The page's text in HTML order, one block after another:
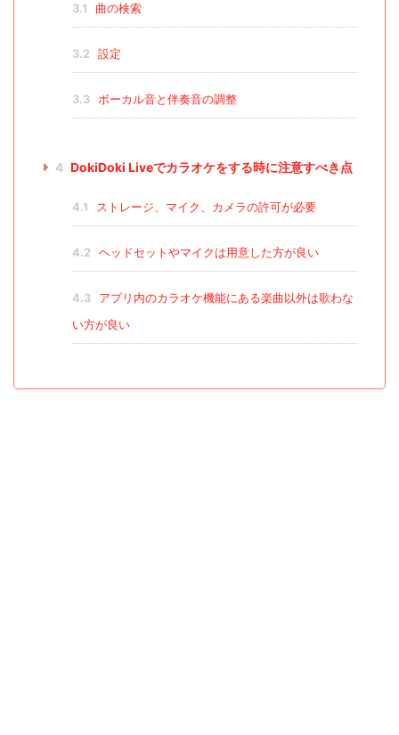
3.1 曲の検索
3.2 設定
3.3 ボーカル音と伴奏音の調整
4 DokiDoki Liveでカラオケをする時に注意すべき点
4.1 ストレージ、マイク、カメラの許可が必要
4.2 ヘッドセットやマイクは用意した方が良い
4.3
アプリ内のカラオケ機能にある楽曲以外は歌わな
い方が良い